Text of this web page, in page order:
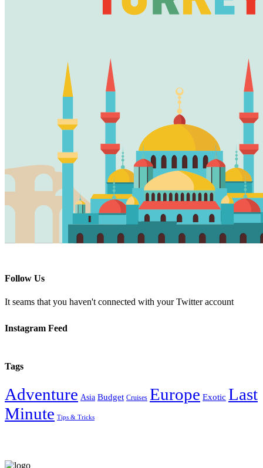
Follow Us
It seams that you haven't connected with your Twitter account
Instagram Feed
Tags
Adventure Asia Budget Cruises Europe Exotic Last
Minute Tips & Tricks